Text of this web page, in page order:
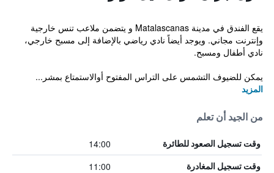
يقع الفندق في مدينة Matalascanas و يتضمن ملاعب تنس خارجية
وإنترنت مجاني. ويوجد أيضاً نادي رياضي بالإضافة إلى مسبح خارجي،
نادي أطفال ومسبح.
يمكن للضيوف التشمس على التراس المفتوح أوالاستمتاع بمشر...
المزيد
من الجيد أن تعلم
وقت تسجيل الصعود للطائرة 14:00
وقت تسجيل المغادرة 11:00